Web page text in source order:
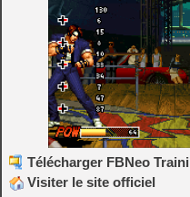
Télécharger FBNeo
Visiter le site officiel